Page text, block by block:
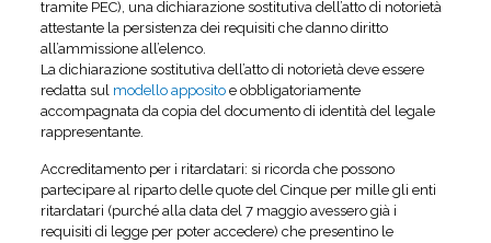
tramite PEC), una dichiarazione sostitutiva dell’atto di notorietà
attestante la persistenza dei requisiti che danno diritto
all’ammissione all’elenco.
La dichiarazione sostitutiva dell’atto di notorietà deve essere
redatta sul modello appositoe obbligatoriamente
accompagnata da copia del documento di identità del legale
rappresentante.
Accreditamento per i ritardatari: si ricorda che possono
partecipare al riparto delle quote del Cinque per mille gli enti
ritardatari (purché alla data del 7 maggio avessero già i
requisiti di legge per poter accedere) che presentino le